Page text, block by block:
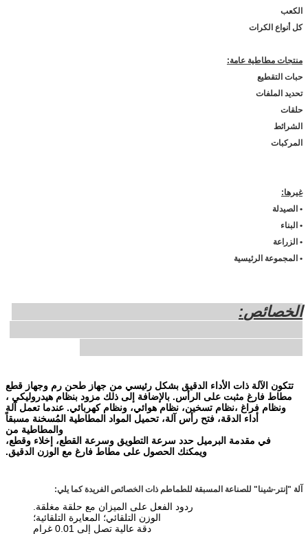
الكعب
كل أنواع الكرات
منتجات مطاطية عامة:
حبات التقطيع
تحديد الملفات
حلقات
الشرائط
المركبات
غيرها:
• الصيدلة
• البناء
• الزراعة
• المجموعة الرئيسية
الخصائص:
تتكون الآلة ذات الأداء الدقيق بشكل رئيسي من جهاز طحن رم وجهاز قطع
مطاط فارغ مثبت على الرأس. بالإضافة إلى ذلك مزود بنظام هيدروليكي ،
ونظام فراغ ،نظام تسخين، نظام هوائي، ونظام كهربائي. عندما تعمل آلة
أداء الدقة، فتح رأس آلة، تحميل المواد المطاطية المُسخنة مسبقاً
والمطاطية من
في مقدمة البرميل حدد سرعة التطويق وسرعة القطع، إخلاء وقطع،
ويمكنك الحصول على مطاط فارغ مع الوزن الدقيق.
آلة "إنتر-شينا" للصناعة المسبقة للطماطم ذات الخصائص الفريدة كما يلي:
ردود الفعل على الميزان مع حلقة مغلقة.
الوزن التلقائي؛ المعايرة التلقائية؛
دقة عالية تصل إلى 0.01 غرام